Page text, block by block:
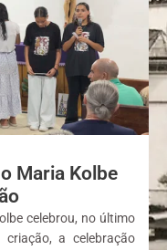
Maria Kolbe
celebrou, no último
a celebração